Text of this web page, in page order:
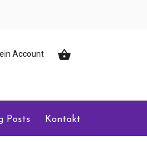
Account
Posts Kontakt